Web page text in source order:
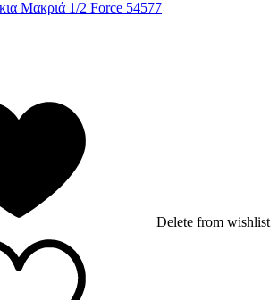
Delete from wishlist